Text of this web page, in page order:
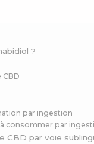
?
CBD
par ingestion
consommer par
CBD par voie